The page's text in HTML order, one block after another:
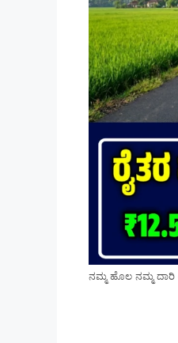
ನಮ್ಮ ಹೊಲ ನಮ್ಮ